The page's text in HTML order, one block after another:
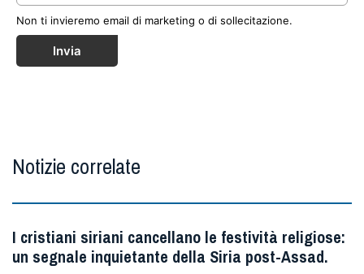
Non ti invieremo email di marketing o di sollecitazione.
Invia
Notizie correlate
I cristiani siriani cancellano le festività religiose:
un segnale inquietante della Siria post-Assad.